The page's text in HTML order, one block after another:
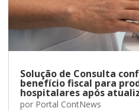
Solução de Consulta
benefício fiscal para
hospitalares após
por Portal ContNews